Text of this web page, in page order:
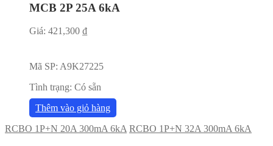
MCB 2P 25A 6kA
Giá: 421,300 ₫
Mã SP: A9K27225
Tình trạng: Có sẵn
Thêm vào giỏ hàng
RCBO 1P+N 20A 300mA 6kA RCBO 1P+N 32A 300mA 6kA